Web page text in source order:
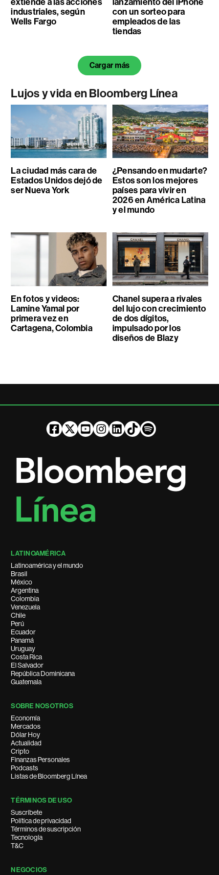
industriales, según
Wells Fargo
con un sorteo para
empleados de las
tiendas
Cargar más
Lujos y vida en Bloomberg Línea
La ciudad más cara de
Estados Unidos dejó de
ser Nueva York
¿Pensando en mudarte?
Estos son los mejores
países para vivir en
2026 en América Latina
y el mundo
En fotos y videos:
Lamine Yamal por
primera vez en
Cartagena, Colombia
Chanel supera a rivales
del lujo con crecimiento
de dos dígitos,
impulsado por los
diseños de Blazy
LATINOAMÉRICA
Latinoamérica y el mundo
Brasil
México
Argentina
Colombia
Venezuela
Chile
Perú
Ecuador
Panamá
Uruguay
Costa Rica
El Salvador
República Dominicana
Guatemala
SOBRE NOSOTROS
Economía
Mercados
Dólar Hoy
Actualidad
Cripto
Finanzas Personales
Podcasts
Listas de Bloomberg Línea
TÉRMINOS DE USO
Suscríbete
Política de privacidad
Términos de suscripción
Tecnología
T&C
NEGOCIOS